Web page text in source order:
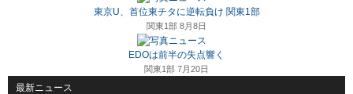
東京U、首位東チタに逆転負け 関東1部
関東1部 8月8日
EDOは前半の失点響く
関東1部 7月20日
最新ニュース